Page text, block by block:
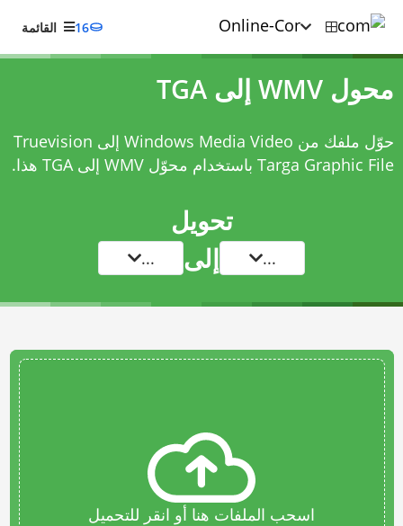
16 القائمة
محول WMV إلى TGA
حوّل ملفك من Windows Media Video إلى Truevision
Targa Graphic File باستخدام
محوّل WMV إلى TGA هذا.
تحويل
... إلى ...
اسحب الملفات هنا أو انقر للتحميل